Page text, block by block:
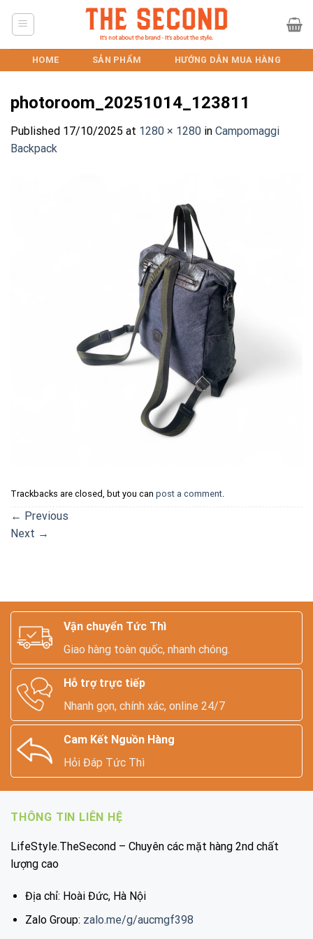
HOME SẢN PHẨM HƯỚNG DẪN MUA HÀNG
photoroom_20251014_123811
Published 17/10/2025 at 1280 × 1280 in Campomaggi
Backpack
Trackbacks are closed, but you can post a comment.
← Previous
Next →
Vận chuyển Tức Thì
Giao hàng toàn quốc, nhanh chóng.
Hỗ trợ trực tiếp
Nhanh gọn, chính xác, online 24/7
Cam Kết Nguồn Hàng
Hỏi Đáp Tức Thì
THÔNG TIN LIÊN HỆ
LifeStyle.TheSecond – Chuyên các mặt hàng 2nd chất
lượng cao
Địa chỉ: Hoài Đức, Hà Nội
Zalo Group: zalo.me/g/aucmgf398